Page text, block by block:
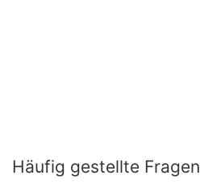
Häufig gestellte Fragen